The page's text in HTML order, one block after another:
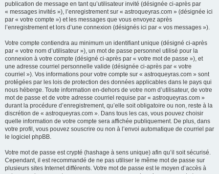
publication de message en tant qu’utilisateur invité (désignée ci-après par
« messages invités »), l’enregistrement sur « astroqueyras.com » (désignée ici
par « votre compte ») et les messages que vous envoyez après
l’enregistrement et lors d’une connexion (désignés ici par « vos messages »).
Votre compte contiendra au minimum un identifiant unique (désigné ci-après
par « votre nom d’utilisateur »), un mot de passe personnel utilisé pour la
connexion à votre compte (désigné ci-après par « votre mot de passe »), et
une adresse courriel personnelle valide (désignée ci-après par « votre
courriel »). Vos informations pour votre compte sur « astroqueyras.com » sont
protégées par les lois de protection des données applicables dans le pays qui
nous héberge. Toute information en-dehors de votre nom d’utilisateur, de votre
mot de passe et de votre adresse courriel requise par « astroqueyras.com »
durant la procédure d’enregistrement, qu’elle soit obligatoire ou non, reste à la
discrétion de « astroqueyras.com ». Dans tous les cas, vous pouvez choisir
quelle information de votre compte sera affichée publiquement. De plus, dans
votre profil, vous pouvez souscrire ou non à l’envoi automatique de courriel par
le logiciel phpBB.
Votre mot de passe est crypté (hashage à sens unique) afin qu’il soit sécurisé.
Cependant, il est recommandé de ne pas utiliser le même mot de passe sur
plusieurs sites Internet différents. Votre mot de passe est le moyen d’accès à